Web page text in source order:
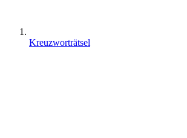
Kreuzworträtsel